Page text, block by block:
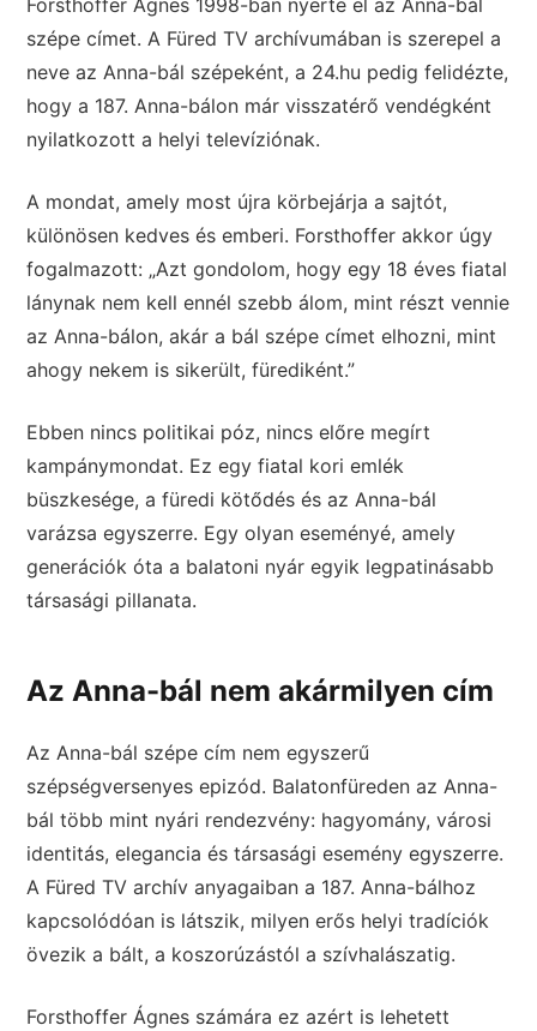
Forsthoffer Ágnes 1998-ban nyerte el az Anna-bál
szépe címet. A Füred TV archívumában is szerepel a
neve az Anna-bál szépeként, a 24.hu pedig felidézte,
hogy a 187. Anna-bálon már visszatérő vendégként
nyilatkozott a helyi televíziónak.
A mondat, amely most újra körbejárja a sajtót,
különösen kedves és emberi. Forsthoffer akkor úgy
fogalmazott: „Azt gondolom, hogy egy 18 éves fiatal
lánynak nem kell ennél szebb álom, mint részt vennie
az Anna-bálon, akár a bál szépe címet elhozni, mint
ahogy nekem is sikerült, fürediként.”
Ebben nincs politikai póz, nincs előre megírt
kampánymondat. Ez egy fiatal kori emlék
büszkesége, a füredi kötődés és az Anna-bál
varázsa egyszerre. Egy olyan eseményé, amely
generációk óta a balatoni nyár egyik legpatinásabb
társasági pillanata.
Az Anna-bál nem akármilyen cím
Az Anna-bál szépe cím nem egyszerű
szépségversenyes epizód. Balatonfüreden az Anna-
bál több mint nyári rendezvény: hagyomány, városi
identitás, elegancia és társasági esemény egyszerre.
A Füred TV archív anyagaiban a 187. Anna-bálhoz
kapcsolódóan is látszik, milyen erős helyi tradíciók
övezik a bált, a koszorúzástól a szívhalászatig.
Forsthoffer Ágnes számára ez azért is lehetett